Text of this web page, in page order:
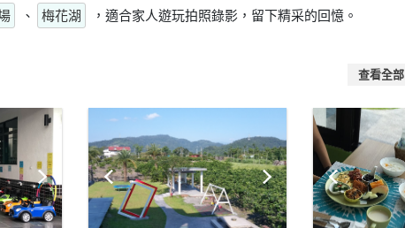
、 梅花湖 ，適合家人遊玩拍照錄影，留下精采的回憶。
查看全部